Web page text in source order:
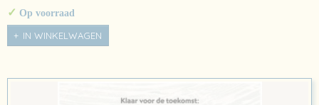
✓ Op voorraad
IN WINKELWAGEN